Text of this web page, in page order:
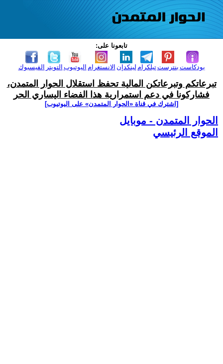
تابعونا على:
الفيسبوك التويتر اليوتيوب الانستغرام لينكدإن تيلكرامبنترست بودكاست
تبرعاتكم وتبرعاتكن المالية تحفظ استقلال الحوار المتمدن،
فشاركونا في دعم استمرارية هذا الفضاء اليساري الحر
[اشترك في قناة ‫«الحوار المتمدن» على اليوتيوب]
الحوار المتمدن - موبايل
الموقع الرئيسي